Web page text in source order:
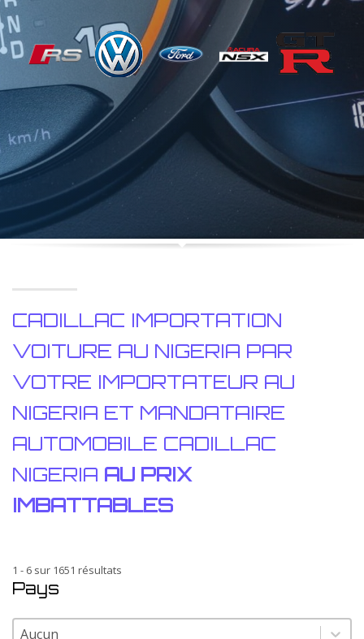
CADILLAC IMPORTATION
VOITURE AU NIGERIA PAR
VOTRE IMPORTATEUR AU
NIGERIA ET MANDATAIRE
AUTOMOBILE CADILLAC
NIGERIA AU PRIX
IMBATTABLES
1 - 6 sur 1651 résultats
Pays
Pays
Pays